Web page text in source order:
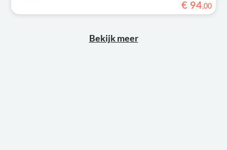
€ 94,00
Bekijk meer